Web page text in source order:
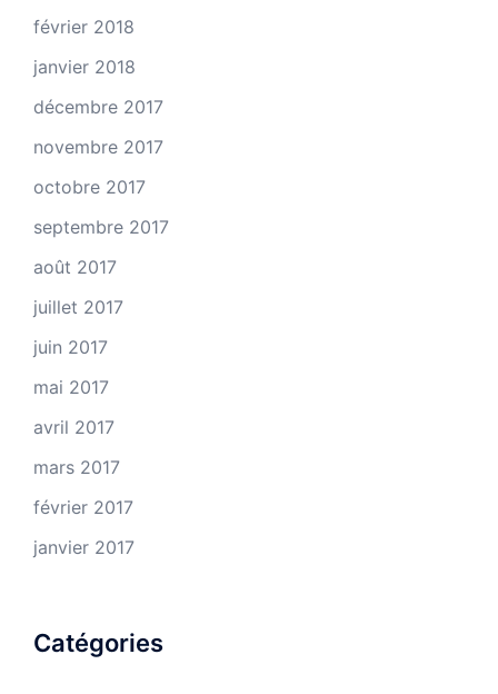
février 2018
janvier 2018
décembre 2017
novembre 2017
octobre 2017
septembre 2017
août 2017
juillet 2017
juin 2017
mai 2017
avril 2017
mars 2017
février 2017
janvier 2017
Catégories